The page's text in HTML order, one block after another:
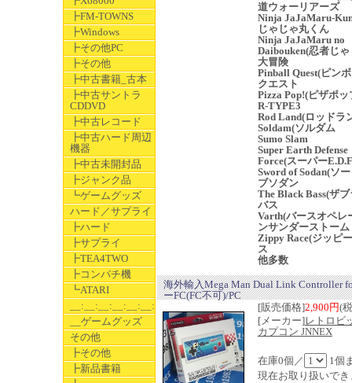
┣FM-TOWNS
┣Windows
┣その他PC
┣その他
┣中古書籍_古本
┣中古サントラ
CDDVD
┣中古レコード
┣中古ハード周辺
機器
┣中古未開封品
┣ジャンク品
┗ゲームグッズ
ハード／サプライ
┣ハード
┣サプライ
┣TEA4TWO
┣コンパチ機
┗ATARI
__:__:__:__:__:__:__
__ゲームグッズ
その他
┣その他
┣新品書籍
道ウォーリアーズ
Ninja JaJaMaru-
じゃじゃ丸くん
Ninja JaJaMaru no
Daibouken(忍者じ
大冒険
Pinball Quest(ピン
クエスト
Pizza Pop!(ピザポッ
R-TYPE3
Rod Land(ロッドラ
Soldam(ソルダム
Sumo Slam
Super Earth Defense
Force(スーパーE.D.F
Sword of Sodan(ソ
ブソダン
The Black Bass(ザ
バス
Varth(バースオペレ
ンサンダーストーム
Zippy Race(ジッピ
ス
他多数
海外輸入Mega Man Dual Link Controller
ーFC(FC不可)/PC
[販売価格]2,900円(
[メーカー]レトロ
カプコン JNNEX
在庫0個／
1個
現在お取り扱いでき